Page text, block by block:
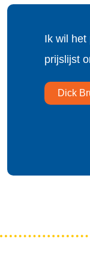
Ik wil het
prijslijst
Dick